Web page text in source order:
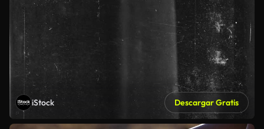
iStock Descargar Gratis